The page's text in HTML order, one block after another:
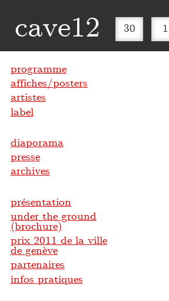
cave12 30 1
programme
affiches/posters
artistes
label
diaporama
presse
archives
présentation
under the ground
(brochure)
prix 2011 de la ville
de genève
partenaires
infos pratiques